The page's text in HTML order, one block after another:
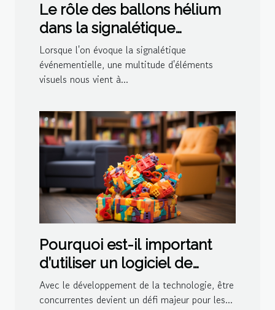
Le rôle des ballons hélium
dans la signalétique
événementielle
Lorsque l'on évoque la signalétique
événementielle, une multitude d'éléments
visuels nous vient à...
Pourquoi est-il important
d’utiliser un logiciel de
ludothèque et de
médiathèque pour votre
Avec le développement de la technologie, être
concurrentes devient un défi majeur pour les...